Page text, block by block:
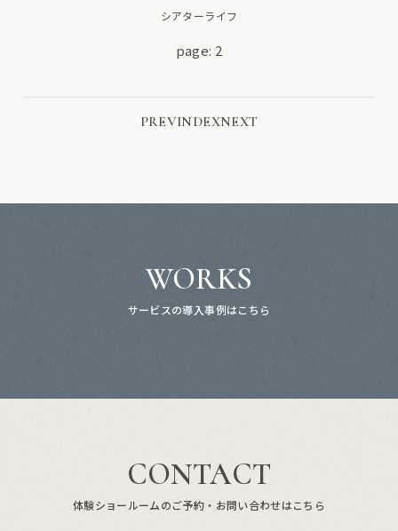
シアターライフ
page: 2
PREVINDEXNEXT
WORKS
サービスの導入事例はこちら
CONTACT
体験ショールームのご予約・お問い合わせはこちら